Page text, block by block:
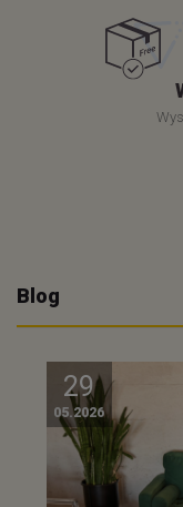
Blog
29
05.2026